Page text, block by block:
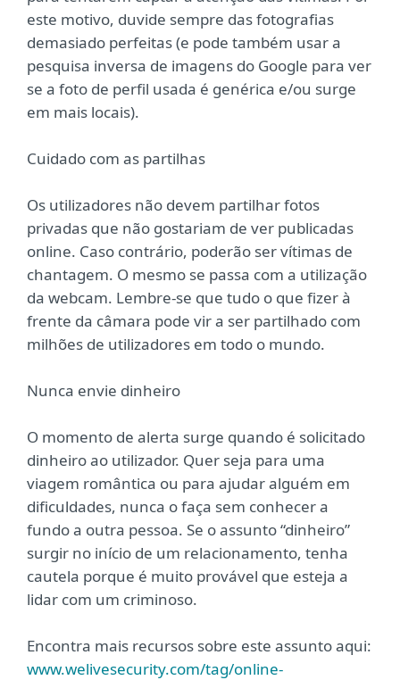
este motivo, duvide sempre das fotografias
demasiado perfeitas (e pode também usar a
pesquisa inversa de imagens do Google para ver
se a foto de perfil usada é genérica e/ou surge
em mais locais).
Cuidado com as partilhas
Os utilizadores não devem partilhar fotos
privadas que não gostariam de ver publicadas
online. Caso contrário, poderão ser vítimas de
chantagem. O mesmo se passa com a utilização
da webcam. Lembre-se que tudo o que fizer à
frente da câmara pode vir a ser partilhado com
milhões de utilizadores em todo o mundo.
Nunca envie dinheiro
O momento de alerta surge quando é solicitado
dinheiro ao utilizador. Quer seja para uma
viagem romântica ou para ajudar alguém em
dificuldades, nunca o faça sem conhecer a
fundo a outra pessoa. Se o assunto “dinheiro”
surgir no início de um relacionamento, tenha
cautela porque é muito provável que esteja a
lidar com um criminoso.
Encontra mais recursos sobre este assunto aqui:
www.welivesecurity.com/tag/online-